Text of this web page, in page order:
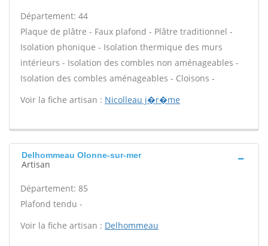
Département: 44
Plaque de plâtre - Faux plafond - Plâtre traditionnel -
Isolation phonique - Isolation thermique des murs
intérieurs - Isolation des combles non aménageables -
Isolation des combles aménageables - Cloisons -
Voir la fiche artisan : Nicolleau j�r�me
Delhommeau Olonne-sur-mer
Artisan
Département: 85
Plafond tendu -
Voir la fiche artisan : Delhommeau